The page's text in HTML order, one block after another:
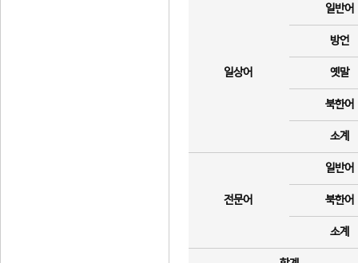
일상어
일반어
방언
옛말
북한어
소계
전문어
일반어
북한어
소계